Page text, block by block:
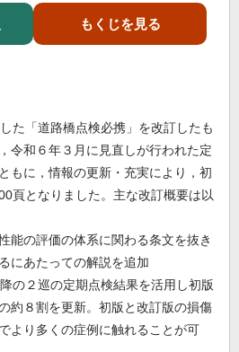
もくじを見る
た「道路橋点検必携」を改訂したも
令和６年３月に見直しが行われた定
もに，情報の更新・充実により，初
頁となりました。主な改訂概要は以
能の評価の体系に関わる条文を抜き
にあたっての解説を追加
の２巡の定期点検結果を活用し初版
約８割を更新。初版と改訂版の損傷
より多くの症例に触れることが可